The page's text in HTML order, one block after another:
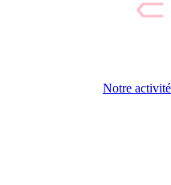
Notre activité